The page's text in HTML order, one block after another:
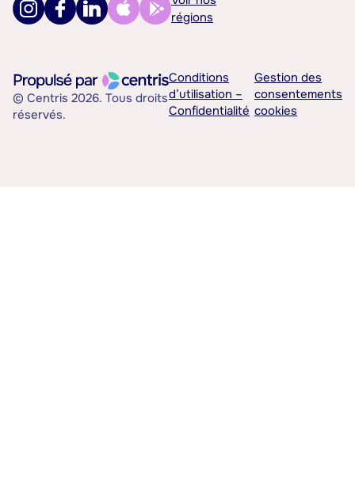
régions
© Centris 2026. Tous droits
réservés.
Conditions
d’utilisation –
Confidentialité
Gestion des
consentements
cookies